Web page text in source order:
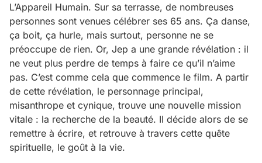
L’Appareil Humain. Sur sa terrasse, de nombreuses
personnes sont venues célébrer ses 65 ans. Ça danse,
ça boit, ça hurle, mais surtout, personne ne se
préoccupe de rien. Or, Jep a une grande révélation : il
ne veut plus perdre de temps à faire ce qu’il n’aime
pas. C’est comme cela que commence le film. A partir
de cette révélation, le personnage principal,
misanthrope et cynique, trouve une nouvelle mission
vitale : la recherche de la beauté. Il décide alors de se
remettre à écrire, et retrouve à travers cette quête
spirituelle, le goût à la vie.